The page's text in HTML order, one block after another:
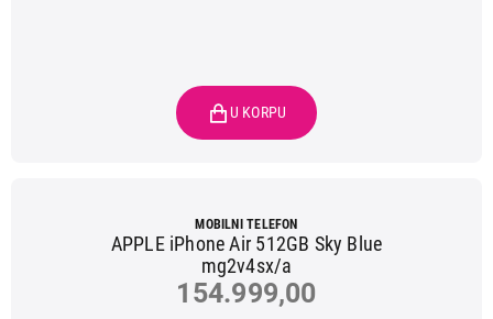
MOBILNI TELEFON
APPLE iPhone Air 512GB Sky Blue
mg2v4sx/a
154.999,00